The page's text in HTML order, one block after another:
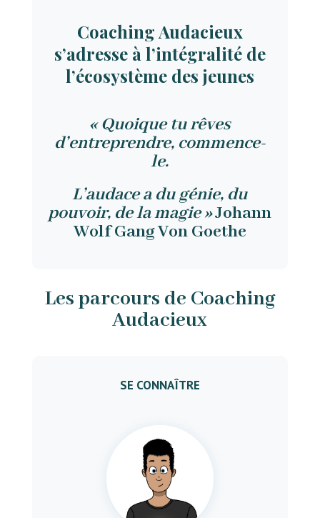
Coaching Audacieux
s’adresse à l’intégralité de
l’écosystème des jeunes
« Quoique tu rêves
d’entreprendre, commence-
le.
L’audace a du génie, du
pouvoir, de la magie »Johann
Wolf Gang Von Goethe
Les parcours de Coaching
Audacieux
SE CONNAÎTRE